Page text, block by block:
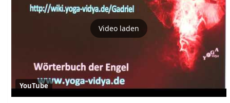
Video laden
YouTube